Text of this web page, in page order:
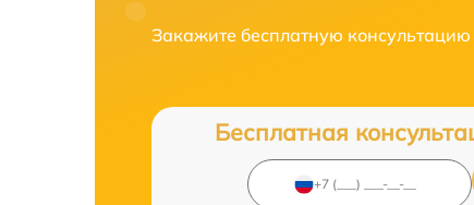
Закажите бесплатную консультацию
Бесплатная